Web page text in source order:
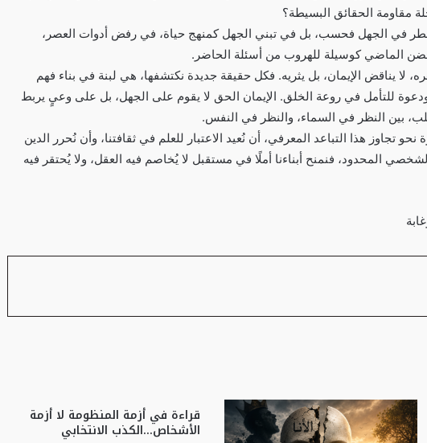
مقاومة الحقائق البسيطة؟
في الجهل فحسب، بل في تبني الجهل كمنهج حياة، في رفض أدوات العصر،
الماضي كوسيلة للهروب من أسئلة الحاضر.
لا يناقض الإيمان، بل يثريه. فكل حقيقة جديدة نكتشفها، هي لبنة في بناء فهم
للتأمل في روعة الخلق. الإيمان الحق لا يقوم على الجهل، بل على وعيٍ يربط
بين النظر في السماء، والنظر في النفس.
تجاوز هذا التباعد المعرفي، أن نُعيد الاعتبار للعلم في ثقافتنا، وأن نُحرر الدين
المحدود، فنمنح أبناءنا أملًا في مستقبل لا يُخاصم فيه العقل، ولا يُحتقر فيه
قراءة في أزمة المنظومة لا أزمة
الأشخاص…الكذب الانتخابي